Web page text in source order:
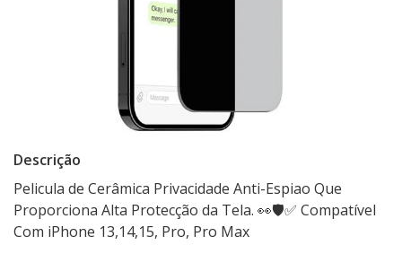
Descrição
Pelicula de Cerâmica Privacidade Anti-Espiao Que
Proporciona Alta Protecção da Tela. 👀🛡✅ Compatível
Com iPhone 13,14,15, Pro, Pro Max